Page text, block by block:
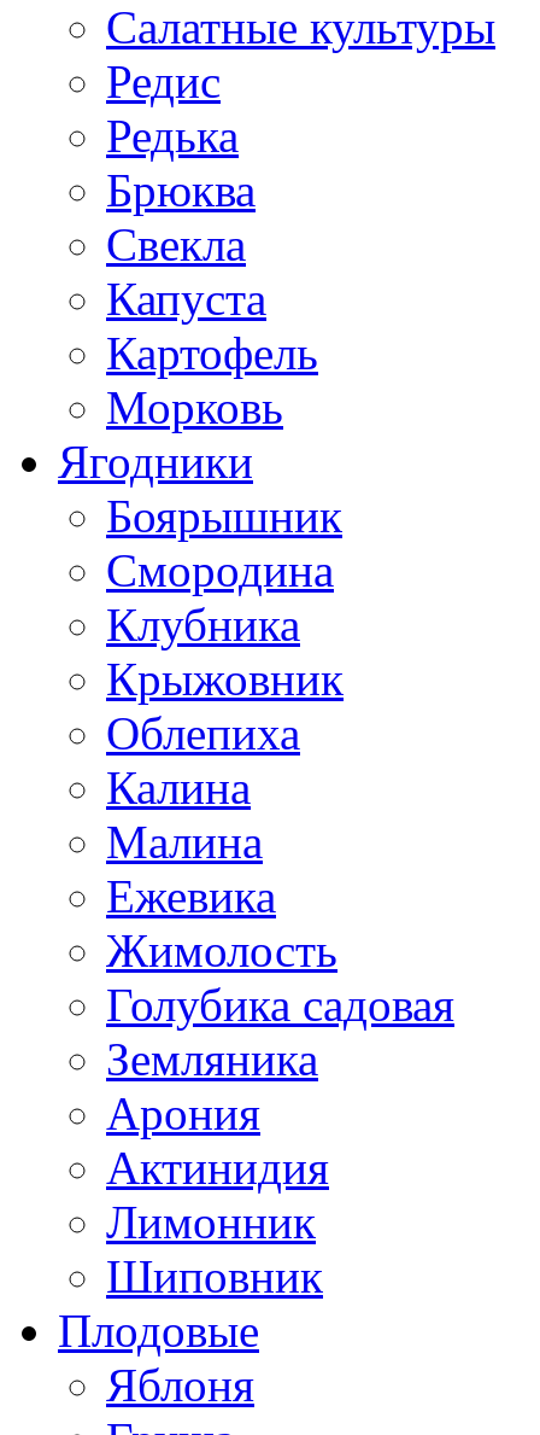
Салатные культуры
Редис
Редька
Брюква
Свекла
Капуста
Картофель
Морковь
Ягодники
Боярышник
Смородина
Клубника
Крыжовник
Облепиха
Калина
Малина
Ежевика
Жимолость
Голубика садовая
Земляника
Арония
Актинидия
Лимонник
Шиповник
Плодовые
Яблоня